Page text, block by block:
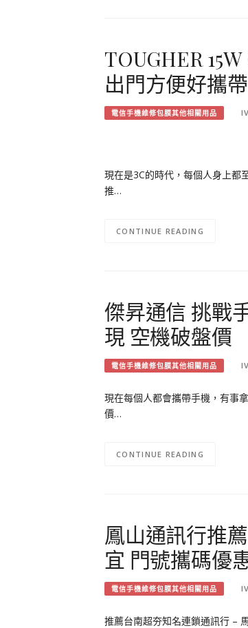
TOUGHER
出門方便好攜帶
電信手機維修包膜其他相關用品
現在是3C的時代，每個人身上都
推…
CONTINUE READING
傑昇通信 挑戰
現 空機破盤價
電信手機維修包膜其他相關用品
現在每個人都會攜帶手機，有事
價…
CONTINUE READING
鳳山通訊行推
宜 門號攜碼優
電信手機維修包膜其他相關用品
推薦台南超夯知名連鎖通訊行 –